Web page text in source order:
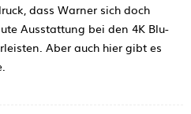
dass Warner sich doch
Ausstattung bei den 4K Blu-
Aber auch hier gibt es